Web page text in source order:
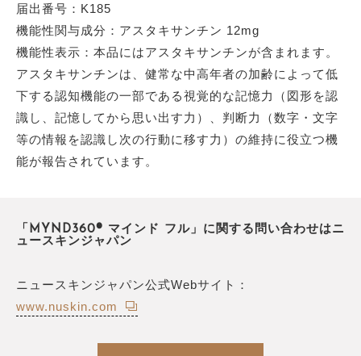
届出番号：K185
機能性関与成分：アスタキサンチン 12mg
機能性表示：本品にはアスタキサンチンが含まれます。
アスタキサンチンは、健常な中高年者の加齢によって低
下する認知機能の一部である視覚的な記憶力（図形を認
識し、記憶してから思い出す力）、判断力（数字・文字
等の情報を認識し次の行動に移す力）の維持に役立つ機
能が報告されています。
「MYND360® マインド フル」に関する問い合わせはニ
ュースキンジャパン
ニュースキンジャパン公式Webサイト：
www.nuskin.com